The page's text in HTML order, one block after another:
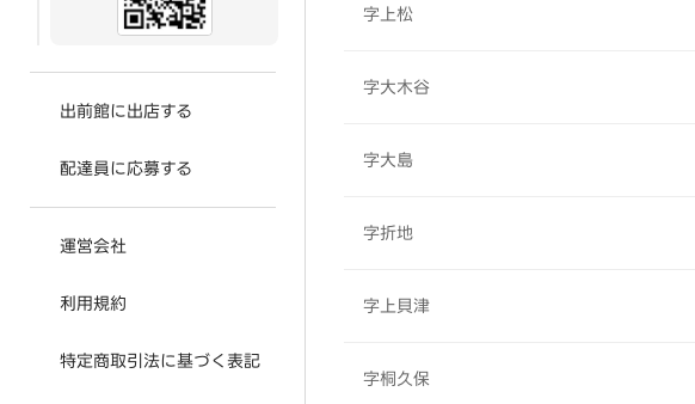
出前館に出店する
配達員に応募する
運営会社
利用規約
特定商取引法に基づく表記
字上松
字大木谷
字大島
字折地
字上貝津
字桐久保